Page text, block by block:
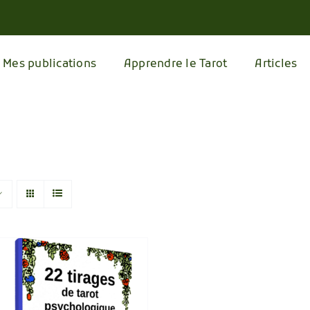
Mes publications Apprendre le Tarot Articles